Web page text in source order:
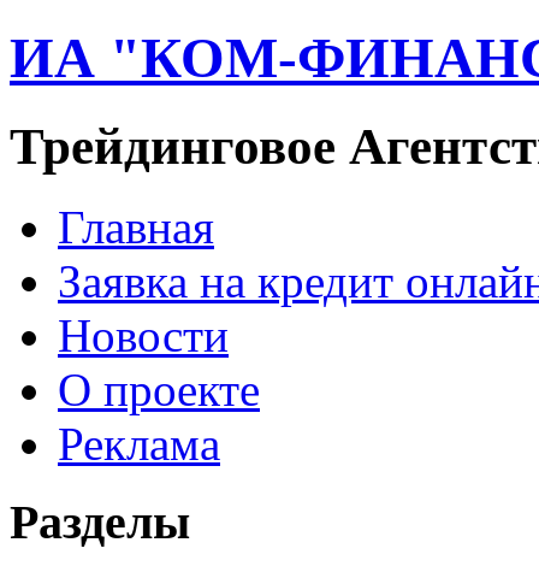
ИА "КОМ-
Трейдинговое
Главная
Заявка на кредит
Новости
О проекте
Реклама
Разделы